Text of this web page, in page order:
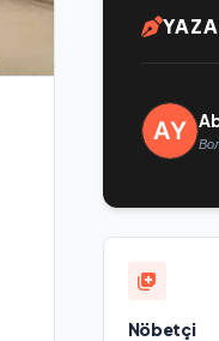
Nöbetçi